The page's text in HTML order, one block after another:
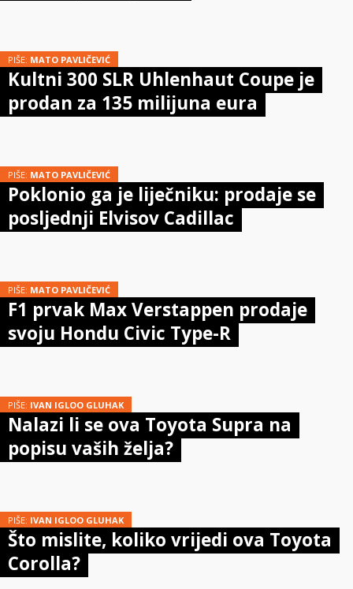
PIŠE: MATO PAVLIČEVIĆ
Kultni 300 SLR Uhlenhaut Coupe je
prodan za 135 milijuna eura
PIŠE: MATO PAVLIČEVIĆ
Poklonio ga je liječniku: prodaje se
posljednji Elvisov Cadillac
PIŠE: MATO PAVLIČEVIĆ
F1 prvak Max Verstappen prodaje
svoju Hondu Civic Type-R
PIŠE: IVAN IGLOO GLUHAK
Nalazi li se ova Toyota Supra na
popisu vaših želja?
PIŠE: IVAN IGLOO GLUHAK
Što mislite, koliko vrijedi ova Toyota
Corolla?